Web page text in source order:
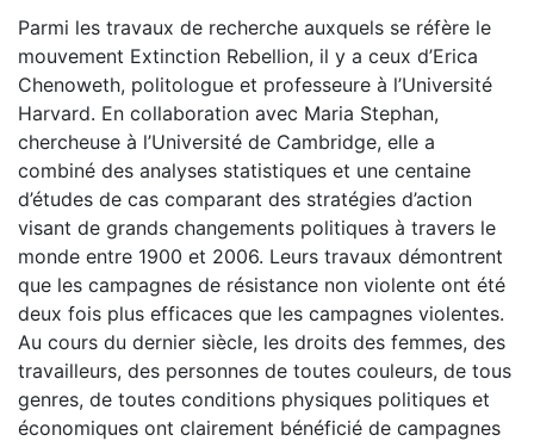
Parmi les travaux de recherche auxquels se réfère le
mouvement Extinction Rebellion, il y a ceux d’Erica
Chenoweth, politologue et professeure à l’Université
Harvard. En collaboration avec Maria Stephan,
chercheuse à l’Université de Cambridge, elle a
combiné des analyses statistiques et une centaine
d’études de cas comparant des stratégies d’action
visant de grands changements politiques à travers le
monde entre 1900 et 2006. Leurs travaux démontrent
que les campagnes de résistance non violente ont été
deux fois plus efficaces que les campagnes violentes.
Au cours du dernier siècle, les droits des femmes, des
travailleurs, des personnes de toutes couleurs, de tous
genres, de toutes conditions physiques politiques et
économiques ont clairement bénéficié de campagnes